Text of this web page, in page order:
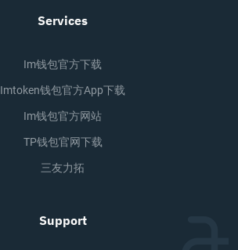
Services
Im钱包官方下载
Imtoken钱包官方app下载
Im钱包官方网站
TP钱包官网下载
三友力拓
Support